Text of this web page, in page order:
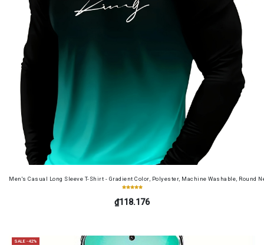
Men's Casual Long Sleeve T-Shirt - Gradient Color, Polyester, Machine Washable, Round
₫118.176
SALE -42%